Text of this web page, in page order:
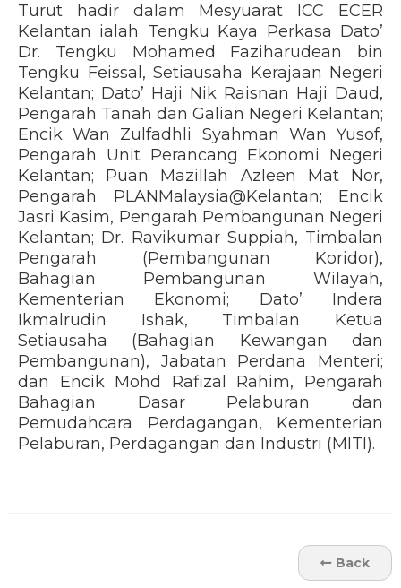
Turut hadir dalam Mesyuarat ICC ECER
Kelantan ialah Tengku Kaya Perkasa Dato’
Dr. Tengku Mohamed Faziharudean bin
Tengku Feissal, Setiausaha Kerajaan Negeri
Kelantan; Dato’ Haji Nik Raisnan Haji Daud,
Pengarah Tanah dan Galian Negeri Kelantan;
Encik Wan Zulfadhli Syahman Wan Yusof,
Pengarah Unit Perancang Ekonomi Negeri
Kelantan; Puan Mazillah Azleen Mat Nor,
Pengarah PLANMalaysia@Kelantan; Encik
Jasri Kasim, Pengarah Pembangunan Negeri
Kelantan; Dr. Ravikumar Suppiah, Timbalan
Pengarah (Pembangunan Koridor),
Bahagian Pembangunan Wilayah,
Kementerian Ekonomi; Dato’ Indera
Ikmalrudin Ishak, Timbalan Ketua
Setiausaha (Bahagian Kewangan dan
Pembangunan), Jabatan Perdana Menteri;
dan Encik Mohd Rafizal Rahim, Pengarah
Bahagian Dasar Pelaburan dan
Pemudahcara Perdagangan, Kementerian
Pelaburan, Perdagangan dan Industri (MITI).
Back